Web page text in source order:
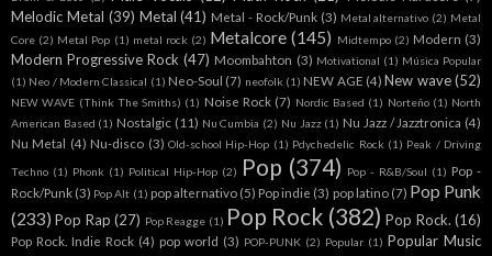
Melodic Metal (39) Metal (41) Metal - Rock/Punk (3) Metal alternativo (2) Metal
Core (2) Metal Pop (1) metal rock (2) Metalcore (145) Midtempo (2) Modern (3)
Modern Progressive Rock (47) Moombahton (3) Motivational (1) Música Popular
(1) Neo / Modern Classical (1) Neo-Soul (7) neofolk (1) NEW AGE (4) New wave (52)
NEW WAVE (Think The Smiths) (1) Noise Rock (7) Nordic Based (1) Norteño (1) North
American Based (1) Nostalgic (11) Nu Cumbia (2) Nu Jazz (1) Nu Jazz / Jazztronica (4)
Nu Metal (4) Nu-disco (3) Old-school Hip-Hop (1) Pdychedelic Rock (1) Peak / Driving
Techno (1) Phonk (1) Political Hip-Hop (2) Pop (374) Pop - R&B/Soul (1) Pop -
Rock/Punk (3) Pop Alt (1) pop alternativo (5) Pop indie (3) pop latino (7) Pop Punk
(233) Pop Rap (27) Pop Reagge (1) Pop Rock (382) Pop Rock. (16)
Pop Rock. Indie Rock (4) pop world (3) POP-PUNK (2) Popular (1) Popular Music